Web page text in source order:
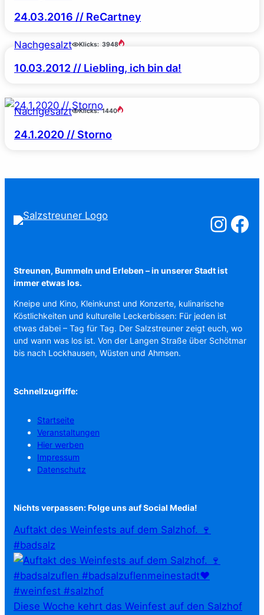
24.03.2016 // ReCartney
Nachgesalzt Klicks: 3948
10.03.2012 // Liebling, ich bin da!
Nachgesalzt Klicks: 1440
24.1.2020 // Storno
Salzstreuner
Streunen, Bummeln und Erleben – in unserer Stadt ist
immer etwas los.
Kneipe und Kino, Kleinkunst und Konzerte, kulinarische
Köstlichkeiten und kulturelle Leckerbissen: Für jeden ist
etwas dabei – Tag für Tag. Der Salzstreuner zeigt euch, wo
und wann was los ist. Von der Langen Straße über Schötmar
bis nach Lockhausen, Wüsten und Ahmsen.
Schnellzugriffe:
Startseite
Veranstaltungen
Hier werben
Impressum
Datenschutz
Nichts verpassen: Folge uns auf Social Media!
Auftakt des Weinfests auf dem Salzhof. 🍷
#badsalz
Diese Woche kehrt das Weinfest auf den Salzhof